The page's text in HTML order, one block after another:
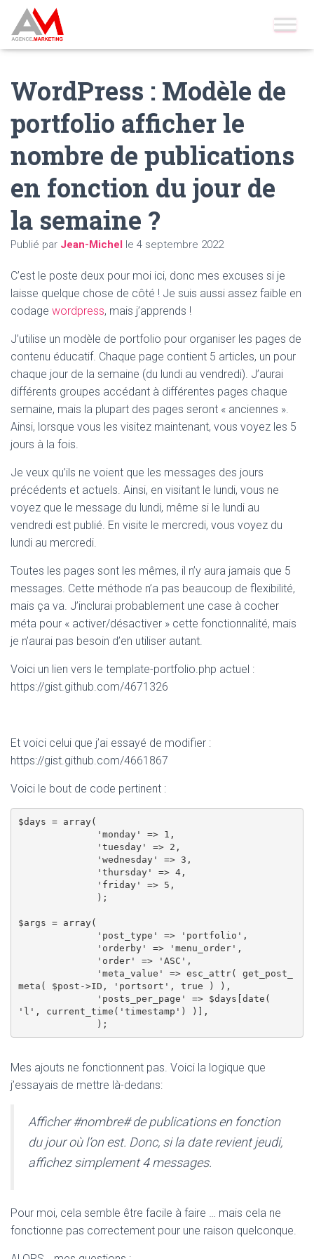
Accueil Blog
afficher le nombre de publications en fonction du jour de la
semaine ?
WordPress : Modèle de
portfolio afficher le
nombre de publications
en fonction du jour de
la semaine ?
Publié par Jean-Michel le 4 septembre 2022
C’est le poste deux pour moi ici, donc mes excuses si je
laisse quelque chose de côté ! Je suis aussi assez faible en
codage wordpress, mais j’apprends !
J’utilise un modèle de portfolio pour organiser les pages de
contenu éducatif. Chaque page contient 5 articles, un pour
chaque jour de la semaine (du lundi au vendredi). J’aurai
différents groupes accédant à différentes pages chaque
semaine, mais la plupart des pages seront « anciennes ».
Ainsi, lorsque vous les visitez maintenant, vous voyez les 5
jours à la fois.
Je veux qu’ils ne voient que les messages des jours
précédents et actuels. Ainsi, en visitant le lundi, vous ne
voyez que le message du lundi, même si le lundi au
vendredi est publié. En visite le mercredi, vous voyez du
lundi au mercredi.
Toutes les pages sont les mêmes, il n’y aura jamais que 5
messages. Cette méthode n’a pas beaucoup de flexibilité,
mais ça va. J’inclurai probablement une case à cocher
méta pour « activer/désactiver » cette fonctionnalité, mais
je n’aurai pas besoin d’en utiliser autant.
Voici un lien vers le template-portfolio.php actuel :
https://gist.github.com/4671326
Et voici celui que j’ai essayé de modifier :
https://gist.github.com/4661867
Voici le bout de code pertinent :
$days = array(
$args = array(
meta( $post->ID, 'portsort', true ) ),
'l', current_time('timestamp') )],
Mes ajouts ne fonctionnent pas. Voici la logique que
j’essayais de mettre là-dedans:
Afficher #nombre# de publications en fonction
du jour où l’on est. Donc, si la date revient jeudi,
affichez simplement 4 messages.
Pour moi, cela semble être facile à faire … mais cela ne
fonctionne pas correctement pour une raison quelconque.